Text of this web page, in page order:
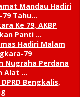
Mandau Hadiri
79 Tahu…
Ke 79, AKBP
Panti …
Hadiri Malam
79
Nugraha Perdana
Alat …
Bengkalis,